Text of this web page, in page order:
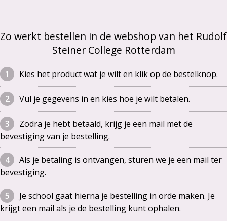
Zo werkt bestellen in de webshop van het Rudolf
Steiner College Rotterdam
Kies het product wat je wilt en klik op de bestelknop.
Vul je gegevens in en kies hoe je wilt betalen.
Zodra je hebt betaald, krijg je een mail met de
bevestiging van je bestelling.
Als je betaling is ontvangen, sturen we je een mail ter
bevestiging.
Je school gaat hierna je bestelling in orde maken. Je
krijgt een mail als je de bestelling kunt ophalen.